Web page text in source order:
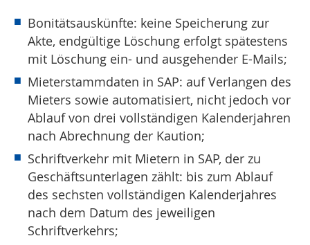
Bonitätsauskünfte: keine Speicherung zur
Akte, endgültige Löschung erfolgt spätestens
mit Löschung ein- und ausgehender E-Mails;
Mieterstammdaten in SAP: auf Verlangen des
Mieters sowie automatisiert, nicht jedoch vor
Ablauf von drei vollständigen Kalenderjahren
nach Abrechnung der Kaution;
Schriftverkehr mit Mietern in SAP, der zu
Geschäftsunterlagen zählt: bis zum Ablauf
des sechsten vollständigen Kalenderjahres
nach dem Datum des jeweiligen
Schriftverkehrs;